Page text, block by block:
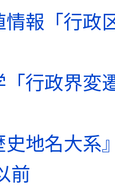
情報「行政
行政界変
史地名大
前